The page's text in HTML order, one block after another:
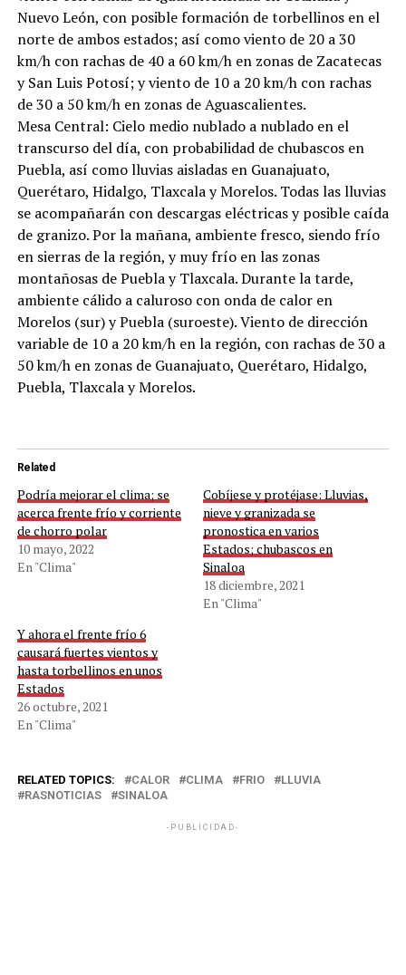
Nuevo León, con posible formación de torbellinos en el
norte de ambos estados; así como viento de 20 a 30
km/h con rachas de 40 a 60 km/h en zonas de Zacatecas
y San Luis Potosí; y viento de 10 a 20 km/h con rachas
de 30 a 50 km/h en zonas de Aguascalientes.
Mesa Central: Cielo medio nublado a nublado en el
transcurso del día, con probabilidad de chubascos en
Puebla, así como lluvias aisladas en Guanajuato,
Querétaro, Hidalgo, Tlaxcala y Morelos. Todas las lluvias
se acompañarán con descargas eléctricas y posible caída
de granizo. Por la mañana, ambiente fresco, siendo frío
en sierras de la región, y muy frío en las zonas
montañosas de Puebla y Tlaxcala. Durante la tarde,
ambiente cálido a caluroso con onda de calor en
Morelos (sur) y Puebla (suroeste). Viento de dirección
variable de 10 a 20 km/h en la región, con rachas de 30 a
50 km/h en zonas de Guanajuato, Querétaro, Hidalgo,
Puebla, Tlaxcala y Morelos.
Related
Podría mejorar el clima; se
acerca frente frío y corriente
de chorro polar
10 mayo, 2022
En "Clima"
Cobíjese y protéjase: Lluvias,
nieve y granizada se
pronostica en varios
Estados; chubascos en
Sinaloa
18 diciembre, 2021
En "Clima"
Y ahora el frente frío 6
causará fuertes vientos y
hasta torbellinos en unos
Estados
26 octubre, 2021
En "Clima"
RELATED TOPICS: CALOR CLIMA FRIO
LLUVIA
RASNOTICIAS
SINALOA
-PUBLICIDAD-